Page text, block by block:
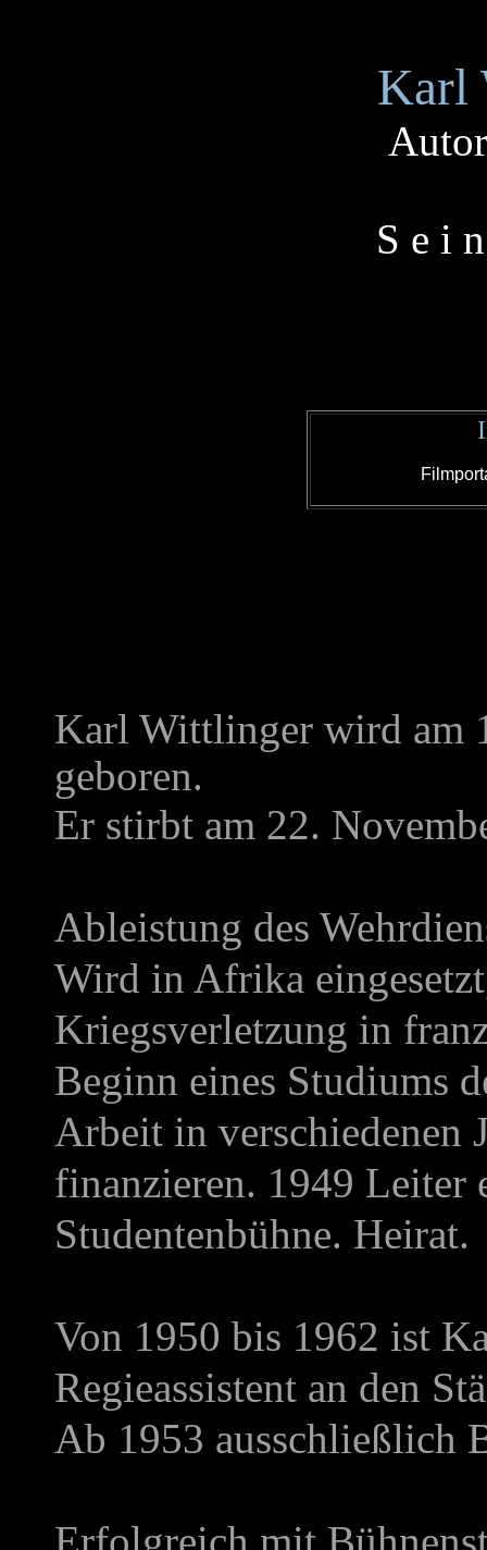
Karl
Autor
S e i
Karl Wittlinger wird am
geboren.
Er stirbt am 22.
Ableistung des
Wird in Afrika
Kriegsverletzung in
Beginn eines Studiums
Arbeit in verschiedenen
finanzieren. 1949 Leiter
Studentenbühne. Heirat.
Von 1950 bis 1962 ist
Regieassistent an den
Ab 1953 ausschließlich